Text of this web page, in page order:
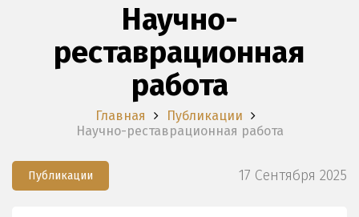
Научно-
реставрационная
работа
Главная
Публикации
Научно-реставрационная работа
Публикации 17 Сентября 2025